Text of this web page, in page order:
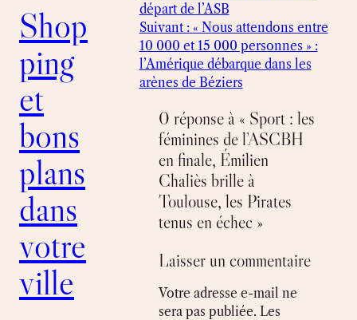
Shop
ping
et
bons
plans
dans
votre
ville
départ de l’ASB
Suivant : « Nous attendons entre
10 000 et 15 000 personnes » :
l’Amérique débarque dans les
arènes de Béziers
0 réponse à « Sport : les
féminines de l’ASCBH
en finale, Émilien
Chaliès brille à
Toulouse, les Pirates
tenus en échec »
Laisser un commentaire
Votre adresse e-mail ne
sera pas publiée. Les